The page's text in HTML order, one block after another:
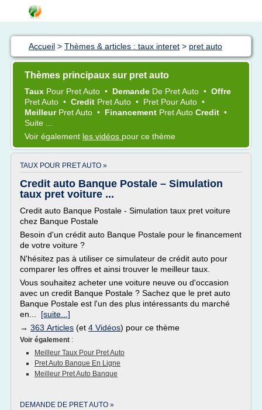
Accueil > Thèmes & articles : taux interet > pret auto
Thèmes principaux sur pret auto
Taux Pour Pret Auto • Demande De Pret Auto • Offre
Pret Auto • Credit Pret Auto • Pret PourAuto •
Meilleur Pret Auto • Financement Pret Auto Credit •
Suite ...
Voir également les vidéos pour ce thème
TAUX POUR PRET AUTO »
Credit auto Banque Postale – Simulation
taux pret voiture ...
Credit auto Banque Postale - Simulation taux pret voiture
chez Banque Postale
Besoin d'un crédit auto Banque Postale pour le financement
de votre voiture ?
N'hésitez pas à utiliser ce simulateur de crédit auto pour
comparer les offres et ainsi trouver le meilleur taux.
Vous souhaitez acheter une voiture neuve ou d'occasion
avec un credit Banque Postale ? Sachez que le pret auto
Banque Postale est l'un des plus intéressants du marché
en... [suite...]
→ 363 Articles (et 4 Vidéos) pour ce thème
Voir également :
Meilleur Taux Pour Pret Auto
Pret Auto Banque En Ligne
Meilleur Pret Auto Banque
DEMANDE DE PRET AUTO »